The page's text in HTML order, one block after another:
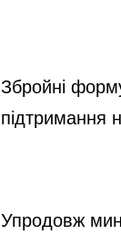
Збройні
підтримання
Упродовж